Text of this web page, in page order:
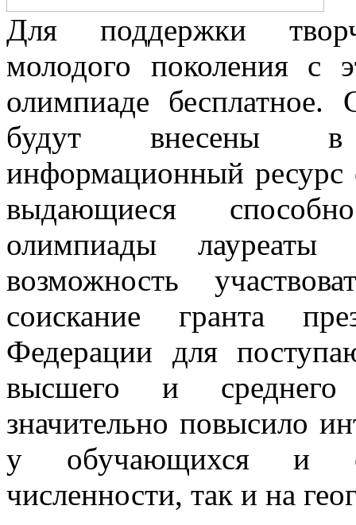
Для поддержки
молодого поколения с
олимпиаде бесплатное.
будут внесены в
информационный
выдающиеся
олимпиады
возможность
соискание гранта
Федерации для
высшего и среднего
значительно повысило
у обучающихся и
численности, так и на